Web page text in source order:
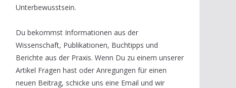
Unterbewusstsein.
Du bekommst Informationen aus der
Wissenschaft, Publikationen, Buchtipps und
Berichte aus der Praxis. Wenn Du zu einem unserer
Artikel Fragen hast oder Anregungen für einen
neuen Beitrag, schicke uns eine Email und wir